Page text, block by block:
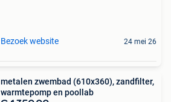
Bezoek website 24 mei 26
metalen zwembad (610x360), zandfilter,
warmtepomp en poollab